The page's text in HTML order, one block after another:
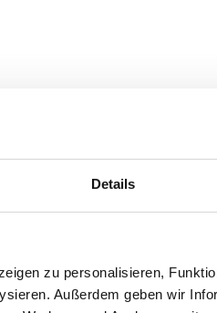
Details
zu personalisieren,
Außerdem geben wir